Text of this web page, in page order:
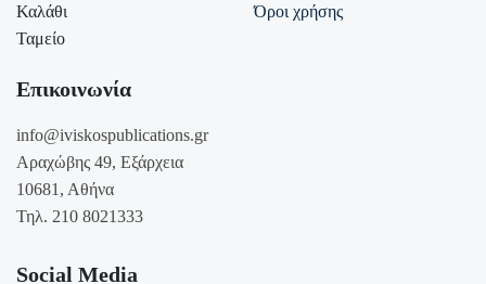
Καλάθι
Ταμείο
Όροι χρήσης
Επικοινωνία
info@iviskospublications.gr
Αραχώβης 49, Εξάρχεια
10681, Αθήνα
Τηλ. 210 8021333
Social Media